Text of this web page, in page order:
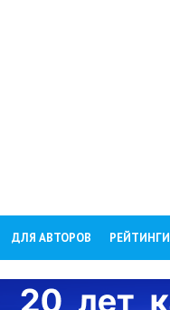
ДЛЯ АВТОРОВ РЕЙТИНГИ